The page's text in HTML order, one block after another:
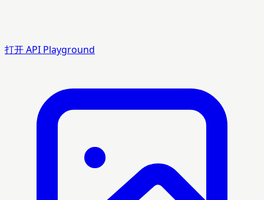
打开 API Playground